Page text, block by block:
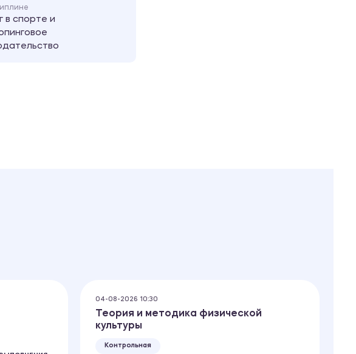
в спорте и
04-08-2026 10:30
Теория и методика физической
культуры
Контрольная